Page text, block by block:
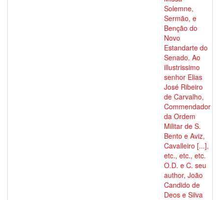
Solemne,
Sermão, e
Benção do
Novo
Estandarte do
Senado. Ao
illustrissimo
senhor Elias
José Ribeiro
de Carvalho,
Commendador
da Ordem
Militar de S.
Bento e Aviz,
Cavalleiro [...],
etc., etc., etc.
O.D. e C. seu
author, João
Candido de
Deos e Silva